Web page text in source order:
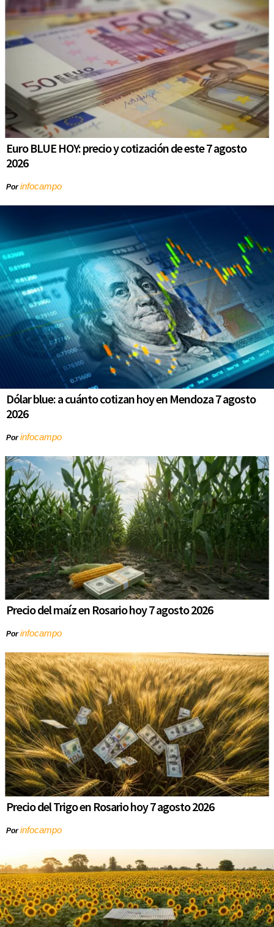
Euro BLUE HOY: precio y cotización de este 7 agosto
2026
Porinfocampo
Dólar blue: a cuánto cotizan hoy en Mendoza 7 agosto
2026
Porinfocampo
Precio del maíz en Rosario hoy 7 agosto 2026
Porinfocampo
Precio del Trigo en Rosario hoy 7 agosto 2026
Porinfocampo